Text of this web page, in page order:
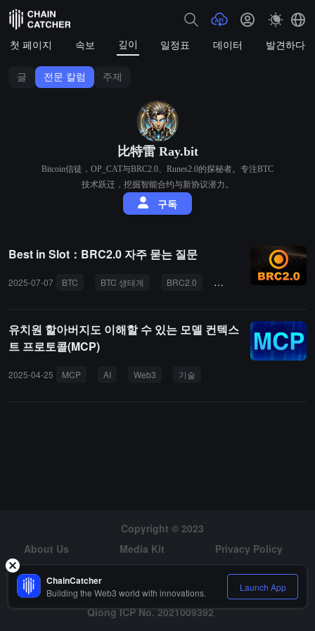
첫 페이지 속보 깊이 일정표 데이터 발견하다
글 전문 칼럼 주제
比特雷 Ray.bit
Bitcoin信徒，OP_CAT与BRC2.0、Runes2.0的探秘者。专注BTC
技术跃迁，挖掘智能合约与新协议潜力。
구독
Best in Slot：BRC2.0 자주 묻는 질문
2025-07-07 BTC BTC 생태계 BRC2.0 DeFi 스마트 계약
유치원 할아버지도 이해할 수 있는 모델 컨텍스
트 프로토콜(MCP)
2025-04-25 MCP AI Web3 기술
Copyright © 2023
About Us
Media Kit
Privacy Policy
Risk Warning
Hiring
Qiong ICP No. 2021009392
ChainCatcher
Building the Web3 world with innovations. Launch App